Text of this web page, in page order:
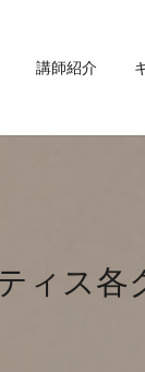
講師紹介
ィス各